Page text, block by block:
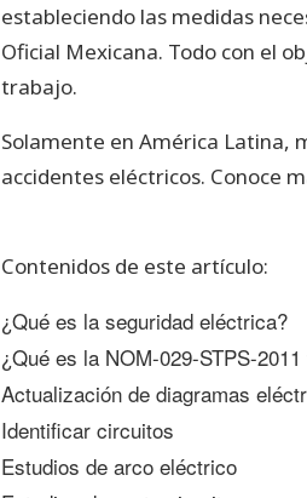
estableciendo las medidas
Oficial Mexicana. Todo con el
trabajo.
Solamente en América Latina,
accidentes eléctricos. Conoce
Contenidos de este artículo:
¿Qué es la seguridad eléctrica?
¿Qué es la NOM-029-STPS-
Actualización de diagramas
Identificar circuitos
Estudios de arco eléctrico